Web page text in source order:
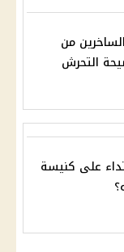
من
التحرش
على كنيسة